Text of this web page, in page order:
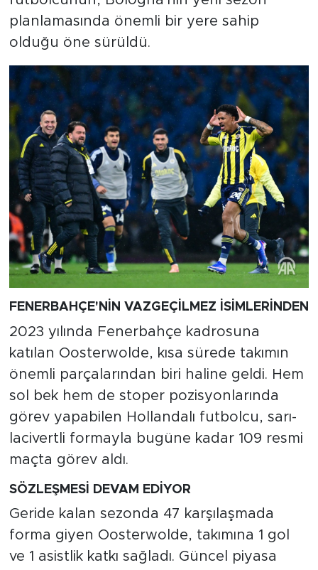
planlamasında önemli bir yere sahip
olduğu öne sürüldü.
FENERBAHÇE'NİN VAZGEÇİLMEZ İSİMLERİNDEN
2023 yılında Fenerbahçe kadrosuna
katılan Oosterwolde, kısa sürede takımın
önemli parçalarından biri haline geldi. Hem
sol bek hem de stoper pozisyonlarında
görev yapabilen Hollandalı futbolcu, sarı-
lacivertli formayla bugüne kadar 109 resmi
maçta görev aldı.
SÖZLEŞMESİ DEVAM EDİYOR
Geride kalan sezonda 47 karşılaşmada
forma giyen Oosterwolde, takımına 1 gol
ve 1 asistlik katkı sağladı. Güncel piyasa